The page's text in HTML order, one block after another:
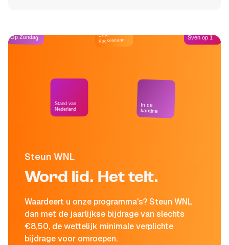
Steun WNL
Word lid. Het telt.
Waardeert u onze programma's? Steun WNL
dan met de jaarlijkse bijdrage van slechts
€8,50, de wettelijk minimale verplichte
bijdrage voor omroepen.
Op Zondag
Stand van
Nederland
Café
Kockelmann
In de
kantine
Sven op 1